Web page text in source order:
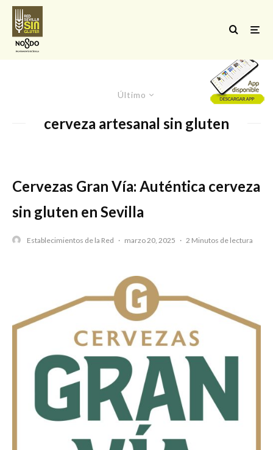
Último
cerveza artesanal sin gluten
Cervezas Gran Vía: Auténtica cerveza
sin gluten en Sevilla
Establecimientos de la Red · marzo 20, 2025 · 2 Minutos de lectura